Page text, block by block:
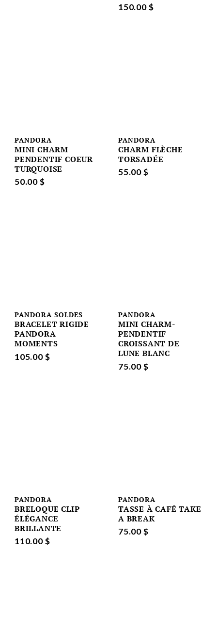
150.00 $
PANDORA
MINI CHARM
PENDENTIF COEUR
TURQUOISE
50.00 $
PANDORA
CHARM FLÈCHE
TORSADÉE
55.00 $
PANDORA SOLDES
BRACELET RIGIDE
PANDORA
MOMENTS
105.00 $
PANDORA
MINI CHARM-
PENDENTIF
CROISSANT DE
LUNE BLANC
75.00 $
PANDORA
BRELOQUE CLIP
ÉLÉGANCE
BRILLANTE
110.00 $
PANDORA
TASSE À CAFÉ TAKE
A BREAK
75.00 $